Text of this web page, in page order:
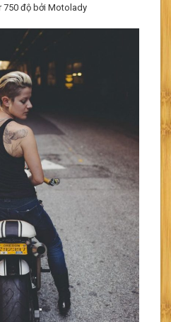
750 độ bởi Motolady